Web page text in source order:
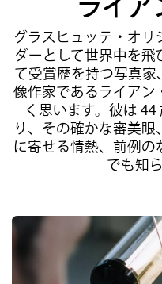
お問い合わせはこちら
マイアカウント
グラスヒュッテ・オリジナ
English
メ
ライア
グラスヒュッテ・オ
ダーとして世界中を
て受賞歴を持つ写真
像作家であるライアン
く思います。彼は
り、その確かな審美
に寄せる情熱、前例
でも知